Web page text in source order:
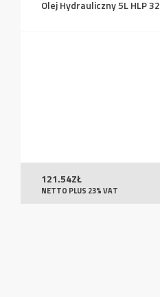
Olej Hydrauliczny 5L HLP 32
121.54ZŁ
NETTO PLUS 23% VAT